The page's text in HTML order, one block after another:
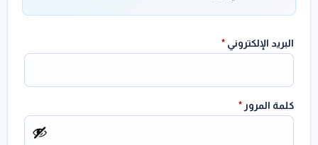
البريد الإلكتروني *
كلمة المرور *